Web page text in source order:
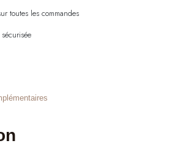
toutes les commandes